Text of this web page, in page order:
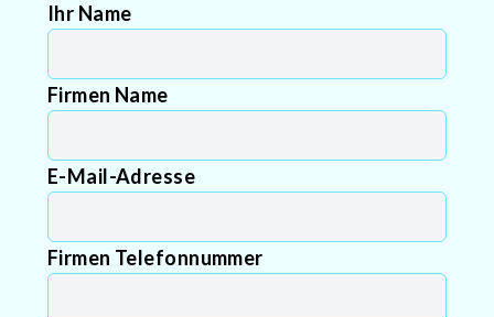
Ihr Name
Firmen Name
E-Mail-Adresse
Firmen Telefonnummer